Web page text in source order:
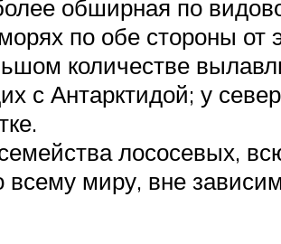
обширная по
по обе стороны
количестве
с Антарктидой; у
лососевых,
миру, вне